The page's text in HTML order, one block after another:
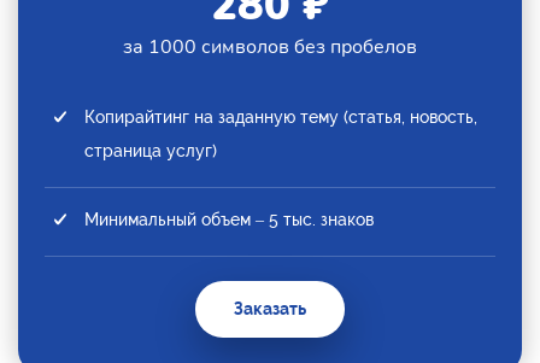
за 1000 символов без пробелов
Копирайтинг на заданную тему (статья, новость,
страница услуг)
Минимальный объем – 5 тыс. знаков
Заказать